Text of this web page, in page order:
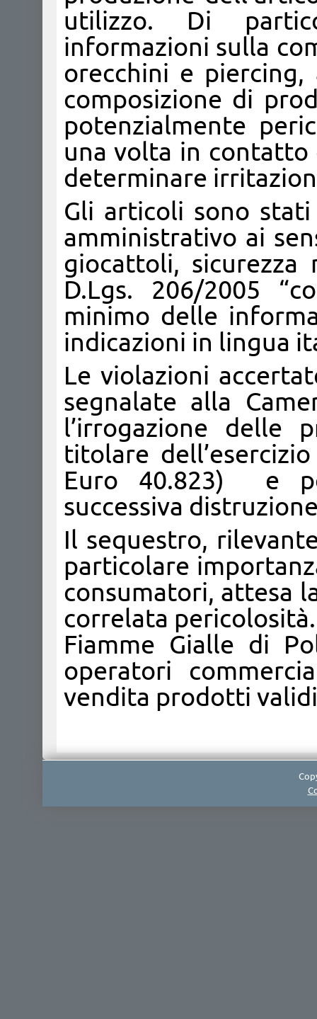
utilizzo. Di
informazioni sulla
orecchini e
composizione di
potenzialmente
una volta in contatto
determinare
Gli articoli sono
amministrativo ai
giocattoli,
D.Lgs. 206/2005
minimo delle
indicazioni in lingua
Le violazioni
segnalate alla
l’irrogazione delle
titolare
Euro 40.823) e
successiva
Il sequestro,
particolare
consumatori, attesa
correlata
Fiamme Gialle di
operatori
vendita prodotti